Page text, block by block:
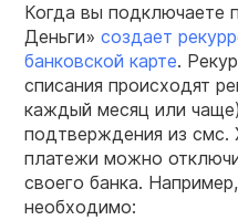
Когда вы подключаете
Деньги» создает
банковской карте.
списания происходят
каждый месяц или
подтверждения из смс.
платежи можно
своего банка.
необходимо: